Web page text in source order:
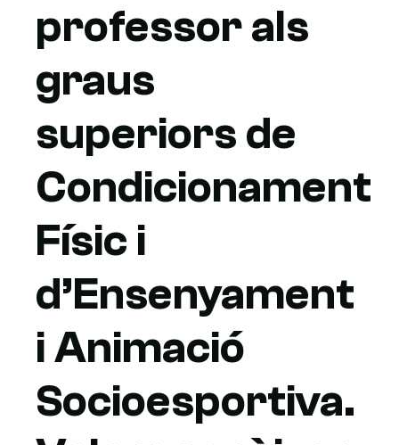
professor als
graus
superiors de
Condicionament
Físic i
d’Ensenyament
i Animació
Socioesportiva.